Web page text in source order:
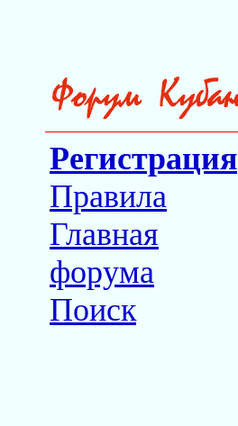
Регистрация
Правила
Главная
форума
Поиск